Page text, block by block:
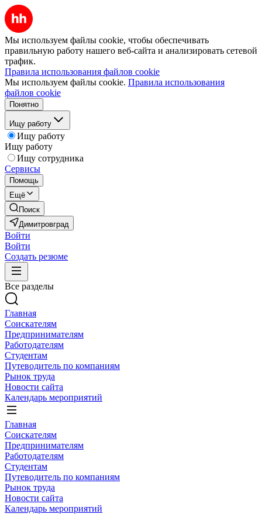
Мы используем файлы cookie, чтобы обеспечивать
правильную работу нашего веб-сайта и анализировать сетевой
трафик.
Правила использования файлов cookie
Мы используем файлы cookie. Правила использования
файлов cookie
Понятно
Ищу работу
Ищу работу
Ищу работу
Ищу сотрудника
Сервисы
Помощь
Ещё
Поиск
Димитровград
Войти
Войти
Создать резюме
Все разделы
Главная
Соискателям
Предпринимателям
Работодателям
Студентам
Путеводитель по компаниям
Рынок труда
Новости сайта
Календарь мероприятий
Главная
Соискателям
Предпринимателям
Работодателям
Студентам
Путеводитель по компаниям
Рынок труда
Новости сайта
Календарь мероприятий